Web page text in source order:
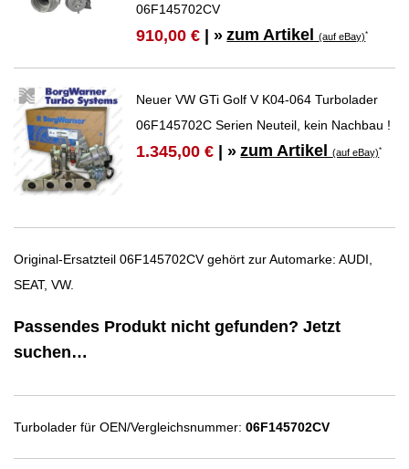
06F145702CV
910,00 € | » zum Artikel(auf eBay)*
Neuer VW GTi Golf V K04-064 Turbolader
06F145702C Serien Neuteil, kein Nachbau !
1.345,00 € | » zum Artikel(auf eBay)*
Original-Ersatzteil 06F145702CV gehört zur Automarke: AUDI,
SEAT, VW.
Passendes Produkt nicht gefunden? Jetzt
suchen…
Turbolader für OEN/Vergleichsnummer: 06F145702CV